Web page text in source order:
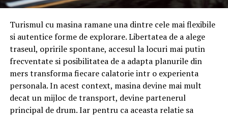
Turismul cu masina ramane una dintre cele mai flexibile
si autentice forme de explorare. Libertatea de a alege
traseul, opririle spontane, accesul la locuri mai putin
frecventate si posibilitatea de a adapta planurile din
mers transforma fiecare calatorie intr o experienta
personala. In acest context, masina devine mai mult
decat un mijloc de transport, devine partenerul
principal de drum. Iar pentru ca aceasta relatie sa